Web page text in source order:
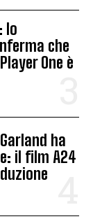
lo
che
One è
ha
il film A24